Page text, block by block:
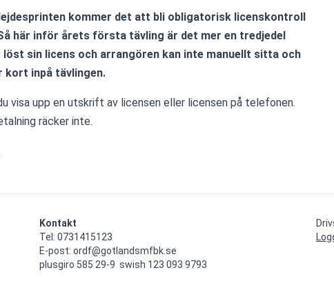
kommer det att bli obligatorisk licenskontroll
här inför årets första tävling är det mer en tredjedel
sin licens och arrangören kan inte manuellt sitta och
kort inpå tävlingen.
visa upp en utskrift av licensen eller licensen på telefonen.
räcker inte.
Kontakt
Tel: 0731415123
E-post: ordf@gotlandsmfbk.se
plusgiro 585 29-9  swish 123 093 9793